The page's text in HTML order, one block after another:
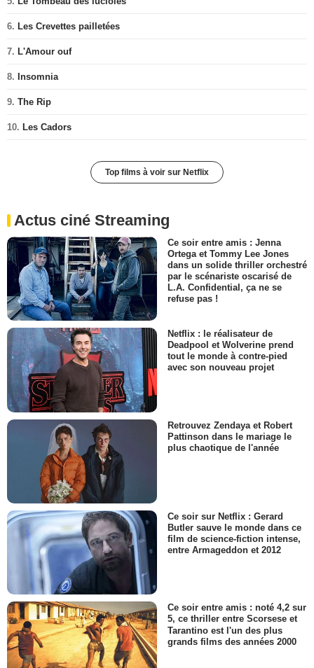
6. Les Crevettes pailletées
7. L'Amour ouf
8. Insomnia
9. The Rip
10. Les Cadors
Top films à voir sur Netflix
Actus ciné Streaming
Ce soir entre amis : Jenna
Ortega et Tommy Lee Jones
dans un solide thriller orchestré
par le scénariste oscarisé de
L.A. Confidential, ça ne se
refuse pas !
Netflix : le réalisateur de
Deadpool et Wolverine prend
tout le monde à contre-pied
avec son nouveau projet
Retrouvez Zendaya et Robert
Pattinson dans le mariage le
plus chaotique de l'année
Ce soir sur Netflix : Gerard
Butler sauve le monde dans ce
film de science-fiction intense,
entre Armageddon et 2012
Ce soir entre amis : noté 4,2 sur
5, ce thriller entre Scorsese et
Tarantino est l'un des plus
grands films des années 2000